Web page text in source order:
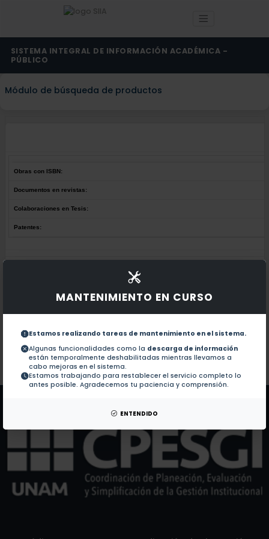
MANTENIMIENTO EN CURSO
Estamos realizando tareas de mantenimiento en el sistema.
Algunas funcionalidades como la descarga de información
están temporalmente deshabilitadas mientras llevamos a
cabo mejoras en el sistema.
Estamos trabajando para restablecer el servicio completo lo
antes posible. Agradecemos tu paciencia y comprensión.
ENTENDIDO
SISTEMA INTEGRAL DE INFORMACIÓN ACADÉMICA -
PÚBLICO
Módulo de búsqueda de productos
Obras con ISBN:
Documentos en revistas:
Colaboraciones en Tesis:
Patentes:
Colaboraciones en Tesis: No hay tesis de este autor.
Patentes: No hay patentes de este autor.